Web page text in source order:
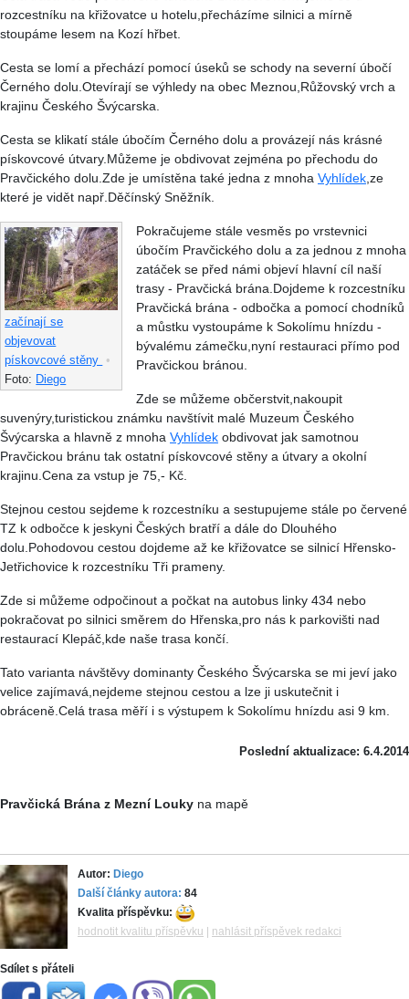
rozcestníku na křižovatce u hotelu,přecházíme silnici a mírně
stoupáme lesem na Kozí hřbet.
Cesta se lomí a přechází pomocí úseků se schody na severní úbočí
Černého dolu.Otevírají se výhledy na obec Meznou,Růžovský vrch a
krajinu Českého Švýcarska.
Cesta se klikatí stále úbočím Černého dolu a provázejí nás krásné
pískovcové útvary.Můžeme je obdivovat zejména po přechodu do
Pravčického dolu.Zde je umístěna také jedna z mnoha Vyhlídek,ze
které je vidět např.Děčínský Sněžník.
začínají se
objevovat
pískovcové stěny •
Foto: Diego
Pokračujeme stále vesměs po vrstevnici
úbočím Pravčického dolu a za jednou z mnoha
zatáček se před námi objeví hlavní cíl naší
trasy - Pravčická brána.Dojdeme k rozcestníku
Pravčická brána - odbočka a pomocí chodníků
a můstku vystoupáme k Sokolímu hnízdu -
bývalému zámečku,nyní restauraci přímo pod
Pravčickou bránou.
Zde se můžeme občerstvit,nakoupit
suvenýry,turistickou známku navštívit malé Muzeum Českého
Švýcarska a hlavně z mnoha Vyhlídek obdivovat jak samotnou
Pravčickou bránu tak ostatní pískovcové stěny a útvary a okolní
krajinu.Cena za vstup je 75,- Kč.
Stejnou cestou sejdeme k rozcestníku a sestupujeme stále po červené
TZ k odbočce k jeskyni Českých bratří a dále do Dlouhého
dolu.Pohodovou cestou dojdeme až ke křižovatce se silnicí Hřensko-
Jetřichovice k rozcestníku Tři prameny.
Zde si můžeme odpočinout a počkat na autobus linky 434 nebo
pokračovat po silnici směrem do Hřenska,pro nás k parkovišti nad
restaurací Klepáč,kde naše trasa končí.
Tato varianta návštěvy dominanty Českého Švýcarska se mi jeví jako
velice zajímavá,nejdeme stejnou cestou a lze ji uskutečnit i
obráceně.Celá trasa měří i s výstupem k Sokolímu hnízdu asi 9 km.
Poslední aktualizace: 6.4.2014
Pravčická Brána z Mezní Louky na mapě
Autor: Diego
Další články autora: 84
Kvalita příspěvku:
hodnotit kvalitu příspěvku
nahlásit příspěvek redakci
Sdílet s přáteli